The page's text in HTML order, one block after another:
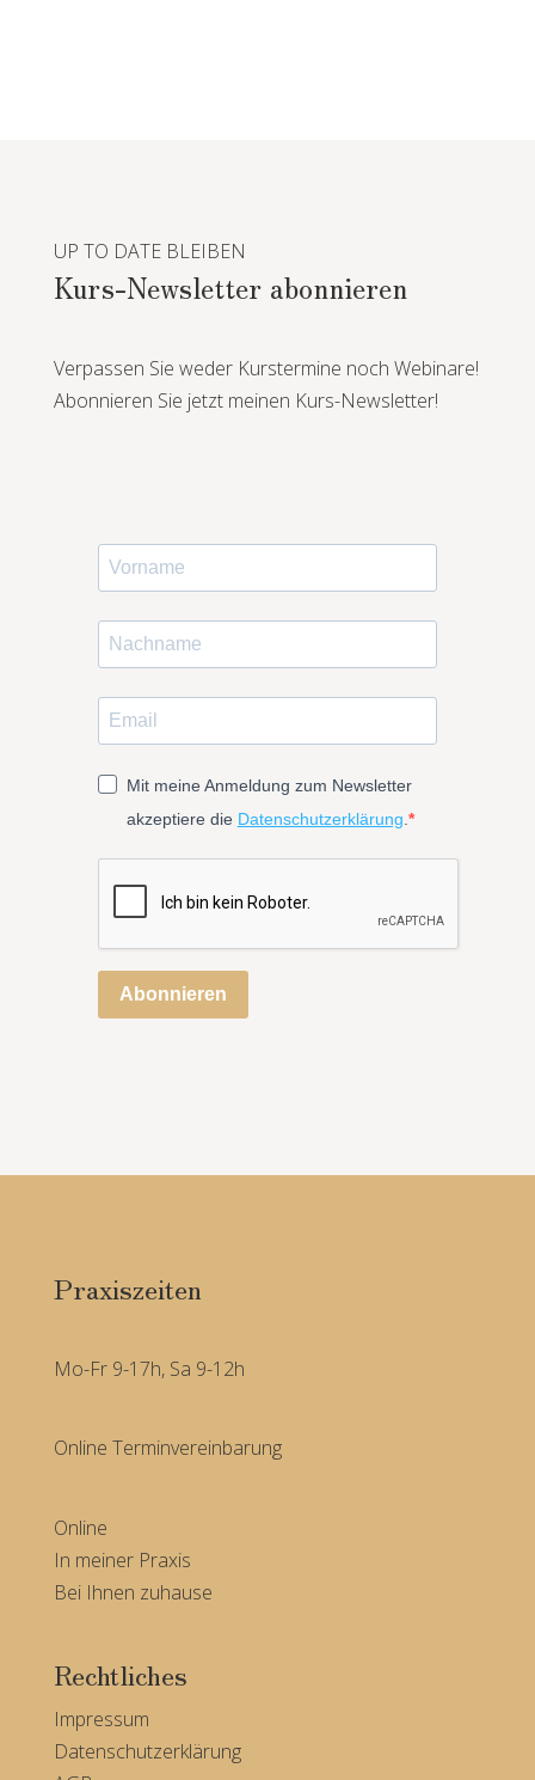
UP TO DATE BLEIBEN
Kurs-Newsletter abonnieren
Verpassen Sie weder Kurstermine noch Webinare!
Abonnieren Sie jetzt meinen Kurs-Newsletter!
Mit meine Anmeldung zum Newsletter
akzeptiere die Datenschutzerklärung
Abonnieren
Praxiszeiten
Mo-Fr 9-17h, Sa 9-12h
Online Terminvereinbarung
Online
In meiner Praxis
Bei Ihnen zuhause
Rechtliches
Impressum
Datenschutzerklärung